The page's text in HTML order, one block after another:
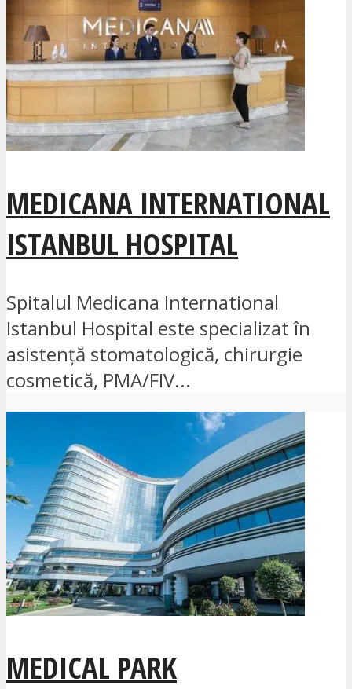
MEDICANA INTERNATIONAL
ISTANBUL HOSPITAL
Spitalul Medicana International
Istanbul Hospital este specializat în
asistență stomatologică, chirurgie
cosmetică, PMA/FIV...
MEDICAL PARK